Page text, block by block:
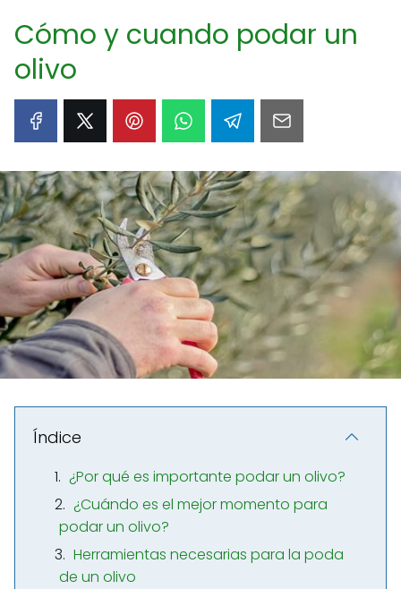
Cómo y cuando podar un
olivo
Índice
¿Por qué es importante podar un olivo?
¿Cuándo es el mejor momento para
podar un olivo?
Herramientas necesarias para la poda
de un olivo